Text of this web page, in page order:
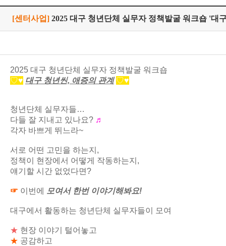
[센터사업] 2025 대구 청년단체 실무자 정책발굴 워크숍 '대
2025 대구 청년단체 실무자 정책발굴 워크숍
♡♥ 대구 청년씬, 애증의 관계 ♡♥
청년단체 실무자들…
다들 잘 지내고 있나요? ♬
각자 바쁘게 뛰느라~
서로 어떤 고민을 하는지,
정책이 현장에서 어떻게 작동하는지,
얘기할 시간 없었다면?
☞ 이번에 모여서 한번 이야기해봐요!
대구에서 활동하는 청년단체 실무자들이 모여
★ 현장 이야기 털어놓고
★ 공감하고